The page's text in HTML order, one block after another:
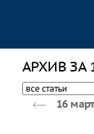
АРХИВ ЗА
16